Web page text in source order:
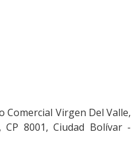
Comercial Virgen Del Valle,
8001, Ciudad Bolívar -